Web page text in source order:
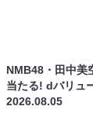
NMB48・田中美
当たる! dバリュ
2026.08.05